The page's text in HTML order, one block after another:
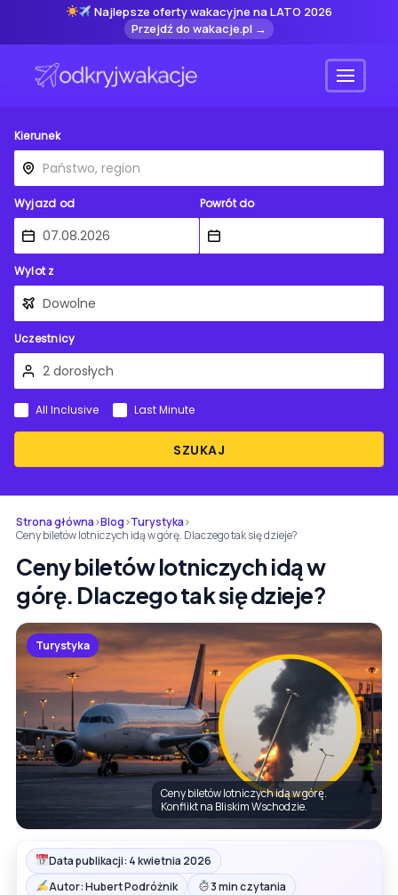
Najlepsze oferty wakacyjne na LATO 2026
Przejdź do wakacje.pl →
Menu
Kierunek
Wyjazd od Powrót do
Wylot z
Uczestnicy
SZUKAJ
All Inclusive Last Minute
Strona główna›Blog›Turystyka›
Ceny biletów lotniczych idą w górę. Dlaczego tak się dzieje?
Ceny biletów lotniczych idą w
górę. Dlaczego tak się dzieje?
Turystyka
Ceny biletów lotniczych idą w górę.
Konflikt na Bliskim Wschodzie.
Data publikacji: 4 kwietnia 2026
Autor: Hubert Podróżnik
3 min czytania